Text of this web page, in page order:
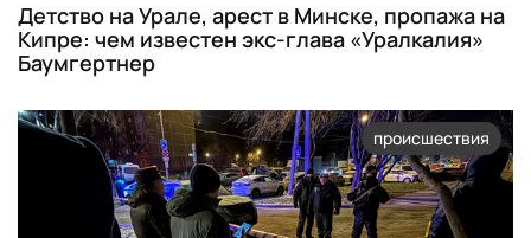
Детство на Урале, арест в Минске, пропажа на
Кипре: чем известен экс-глава «Уралкалия»
Баумгертнер
происшествия